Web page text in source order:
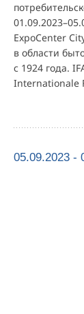
ExpoCenter
в области
с 1924 года.
Internationale
05.09.2023 -